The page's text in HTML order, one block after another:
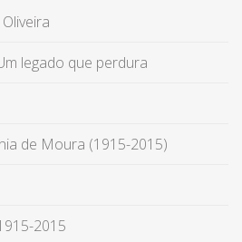
legado que perdura
de Moura (1915-2015)
2015